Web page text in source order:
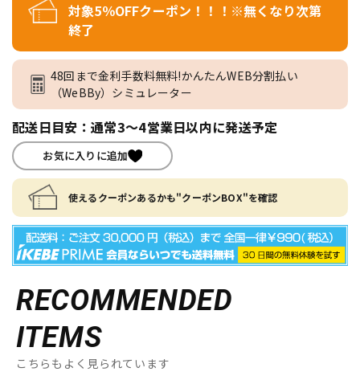
対象5％OFFクーポン！！！※無くなり次第
終了
48回まで金利手数料無料!かんたんWEB分割払い
（WeBBy）シミュレーター
配送日目安：通常3～4営業日以内に発送予定
お気に入りに追加
使えるクーポンあるかも"クーポンBOX"を確認
RECOMMENDED
ITEMS
こちらもよく見られています